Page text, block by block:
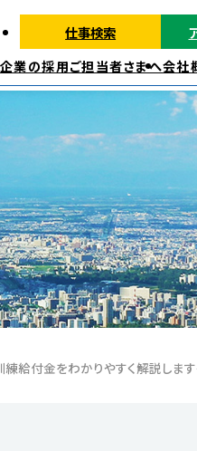
仕事検索
ではたらく
・契約社員ではたらく
企業の採用ご担当者さまへ会社
練給付金をわかりやすく解説しま